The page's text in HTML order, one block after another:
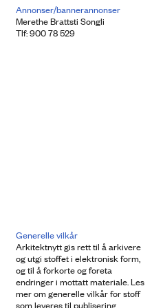
Annonser/bannerannonser
Merethe Brattsti Songli
Tlf: 900 78 529
Generelle vilkår
Arkitektnytt gis rett til å arkivere
og utgi stoffet i elektronisk form,
og til å forkorte og foreta
endringer i mottatt materiale. Les
mer om generelle vilkår for stoff
som leveres til publisering.